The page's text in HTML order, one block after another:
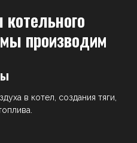
производим
в котел, создания тяги,